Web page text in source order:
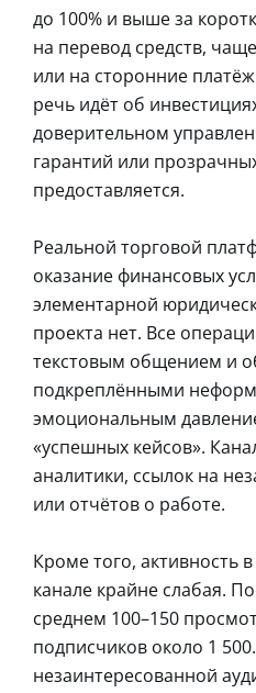
до 100% и выше за
на перевод средств,
или на сторонние
речь идёт об
доверительном
гарантий или
предоставляется.
Реальной торговой
оказание финансовых
элементарной
проекта нет. Все
текстовым общением и
подкреплёнными
эмоциональным
«успешных кейсов».
аналитики, ссылок на
или отчётов о работе.
Кроме того, активность
канале крайне слабая.
среднем 100–150
подписчиков около 1
незаинтересованной